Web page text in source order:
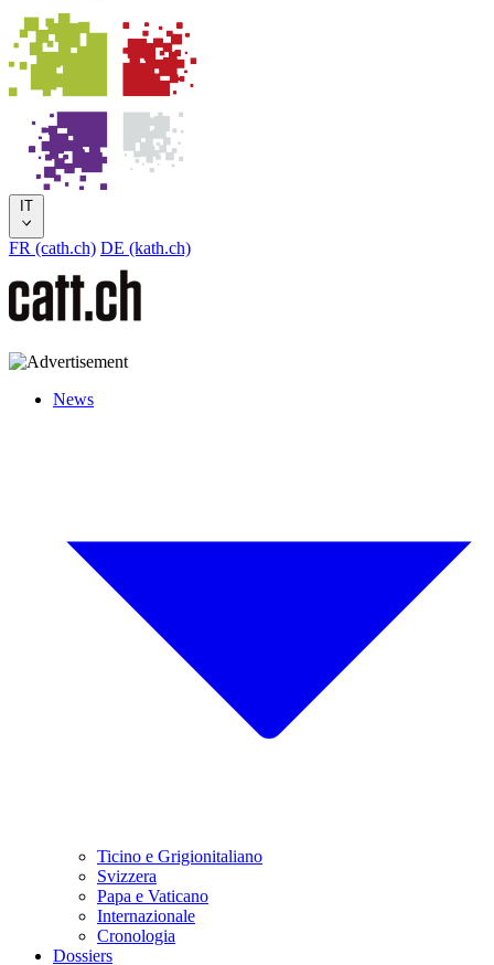
IT
FR (cath.ch) DE (kath.ch)
News
Ticino e Grigionitaliano
Svizzera
Papa e Vaticano
Internazionale
Cronologia
Dossiers